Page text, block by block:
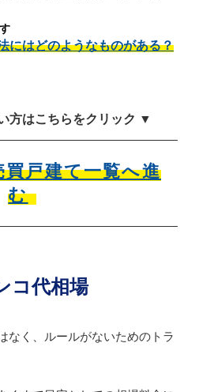
にはどのようなものがある？
方はこちらをクリック ▼
買戸建て一覧へ進
む
コ代相場
なく、ルールがないためのトラ